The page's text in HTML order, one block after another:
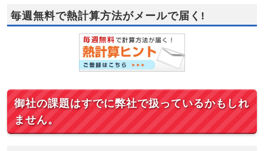
毎週無料で熱計算方法がメールで届く!
御社の課題はすでに弊社で扱っているかもしれ
ません。